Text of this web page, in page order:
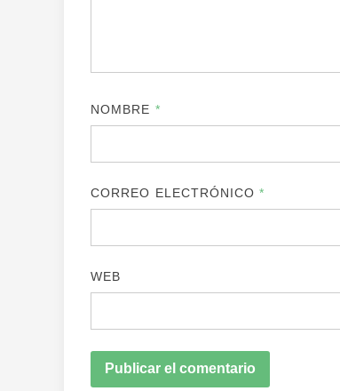
NOMBRE *
CORREO ELECTRÓNICO*
WEB